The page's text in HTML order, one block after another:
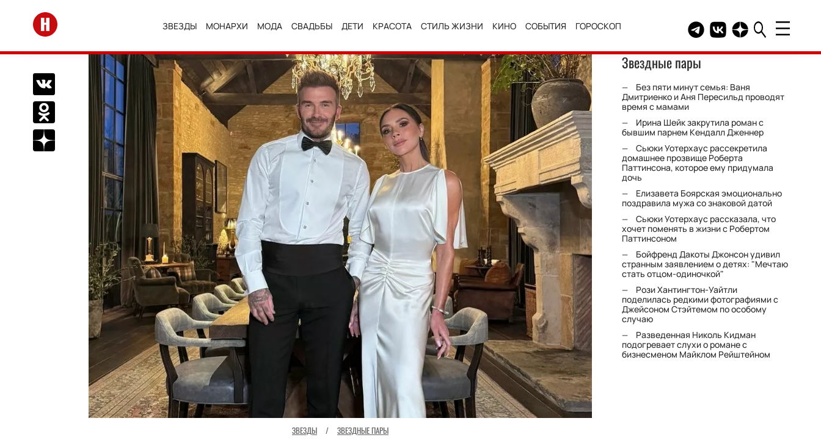
Перейти на главную
ЗВЕЗДЫ МОНАРХИ МОДА СВАДЬБЫ ДЕТИ КРАСОТА СТИЛЬ ЖИЗНИ КИНО СОБЫТИЯ ГОРОСКОП Telegram канал HELLO
Группа HELLO
Канал HELLO в
Поделиться Вконтакте
Поделиться в Одноклассниках
Подписаться на нас в Дзен
ЗВЕЗДЫ / ЗВЕЗДНЫЕ ПАРЫ
Звездные пары
Без пяти минут семья: Ваня
Дмитриенко и Аня Пересильд проводят
время с мамами
Ирина Шейк закрутила роман с
бывшим парнем Кендалл Дженнер
Сьюки Уотерхаус рассекретила
домашнее прозвище Роберта
Паттинсона, которое ему придумала
дочь
Елизавета Боярская эмоционально
поздравила мужа со знаковой датой
Сьюки Уотерхаус рассказала, что
хочет поменять в жизни с Робертом
Паттинсоном
Бойфренд Дакоты Джонсон удивил
странным заявлением о детях: "Мечтаю
стать отцом-одиночкой"
Рози Хантингтон-Уайтли
поделилась редкими фотографиями с
Джейсоном Стэйтемом по особому
случаю
Разведенная Николь Кидман
подогревает слухи о романе с
бизнесменом Майклом Рейштейном